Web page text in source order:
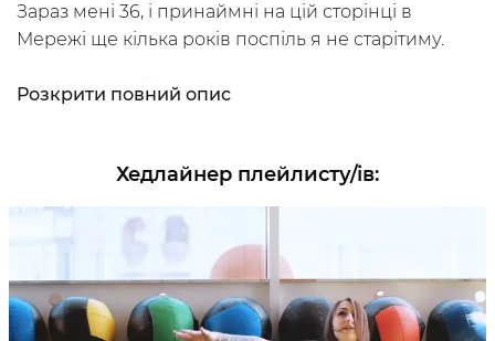
Зараз мені 36, і принаймні на цій сторінці в
Мережі ще кілька років поспіль я не старітиму.
⠀Маю майже 20 років викладацького стажу, могла
більшого і як тільки мені ставало сумно або
професію, лише друзі залишалися незмінними.
Тому на сьогодні у моєму рюкзаку з досвідом є
фах режисера, спроба мешкання закордоном (із
відмовою залишитися працювати у місцевому
фітнес клубі, бо «в Україні гарно квітнуть вишні,
Розкрити повний опис
Хедлайнер плейлисту/ів: